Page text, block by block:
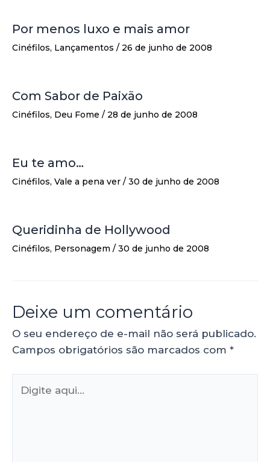
Por menos luxo e mais amor
Cinéfilos, Lançamentos / 26 de junho de 2008
Com Sabor de Paixão
Cinéfilos, Deu Fome / 28 de junho de 2008
Eu te amo…
Cinéfilos, Vale a pena ver / 30 de junho de 2008
Queridinha de Hollywood
Cinéfilos, Personagem / 30 de junho de 2008
Deixe um comentário
O seu endereço de e-mail não será publicado.
Campos obrigatórios são marcados com *